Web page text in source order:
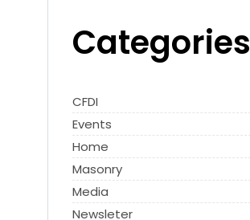
Categories
CFDI
Events
Home
Masonry
Media
Newsleter